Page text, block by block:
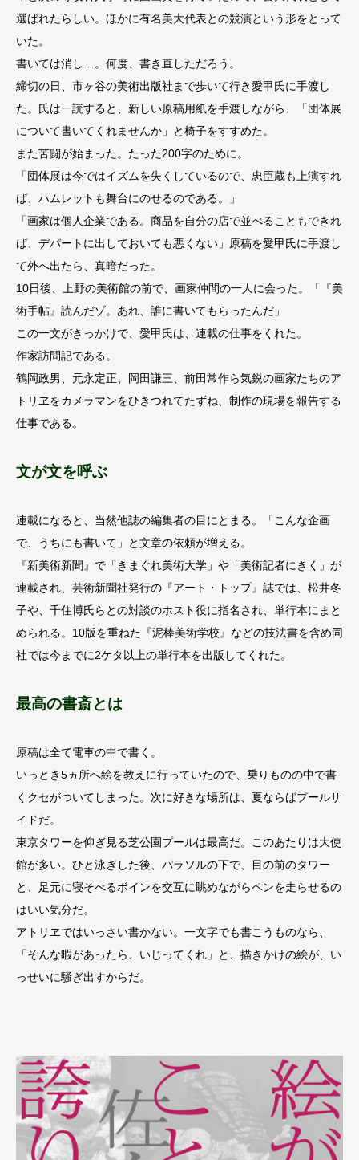
選ばれたらしい。ほかに有名美大代表との競演という形をとって
いた。
書いては消し…。何度、書き直しただろう。
締切の日、市ヶ谷の美術出版社まで歩いて行き愛甲氏に手渡し
た。氏は一読すると、新しい原稿用紙を手渡しながら、「団体展
について書いてくれませんか」と椅子をすすめた。
また苦闘が始まった。たった200字のために。
「団体展は今ではイズムを失くしているので、忠臣蔵も上演すれ
ば、ハムレットも舞台にのせるのである。」
「画家は個人企業である。商品を自分の店で並べることもできれ
ば、デパートに出しておいても悪くない」原稿を愛甲氏に手渡し
て外へ出たら、真暗だった。
10日後、上野の美術館の前で、画家仲間の一人に会った。「『美
術手帖』読んだゾ。あれ、誰に書いてもらったんだ」
この一文がきっかけで、愛甲氏は、連載の仕事をくれた。
作家訪問記である。
鶴岡政男、元永定正、岡田謙三、前田常作ら気鋭の画家たちのア
トリヱをカメラマンをひきつれてたずね、制作の現場を報告する
仕事である。
文が文を呼ぶ
連載になると、当然他誌の編集者の目にとまる。「こんな企画
で、うちにも書いて」と文章の依頼が増える。
『新美術新聞』で「きまぐれ美術大学」や「美術記者にきく」が
連載され、芸術新聞社発行の『アート・トップ』誌では、松井冬
子や、千住博氏らとの対談のホスト役に指名され、単行本にまと
められる。10版を重ねた『泥棒美術学校』などの技法書を含め同
社では今までに2ケタ以上の単行本を出版してくれた。
最高の書斎とは
原稿は全て電車の中で書く。
いっとき5ヵ所へ絵を教えに行っていたので、乗りものの中で書
くクセがついてしまった。次に好きな場所は、夏ならばプールサ
イドだ。
東京タワーを仰ぎ見る芝公園プールは最高だ。このあたりは大使
館が多い。ひと泳ぎした後、パラソルの下で、目の前のタワー
と、足元に寝そべるボインを交互に眺めながらペンを走らせるの
はいい気分だ。
アトリヱではいっさい書かない。一文字でも書こうものなら、
「そんな暇があったら、いじってくれ」と、描きかけの絵が、い
っせいに騒ぎ出すからだ。